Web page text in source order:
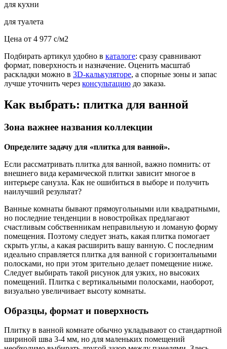
для кухни
для туалета
Цена от 4 977 c/м2
Подбирать артикул удобно в каталоге: сразу сравнивают
формат, поверхность и назначение. Оценить масштаб
раскладки можно в 3D-калькуляторе, а спорные зоны и запас
лучше уточнить через консультацию до заказа.
Как выбрать: плитка для ванной
Зона важнее названия коллекции
Определите задачу для «плитка для ванной».
Если рассматривать плитка для ванной, важно помнить: от
внешнего вида керамической плитки зависит многое в
интерьере санузла. Как не ошибиться в выборе и получить
наилучший результат?
Ванные комнаты бывают прямоугольными или квадратными,
но последние тенденции в новостройках предлагают
счастливым собственникам неправильную и ломаную форму
помещения. Поэтому следует знать, какая плитка помогает
скрыть углы, а какая расширить вашу ванную. С последним
идеально справляется плитка для ванной с горизонтальными
полосками, но при этом зрительно делает помещение ниже.
Следует выбирать такой рисунок для узких, но высоких
помещений. Плитка с вертикальными полосками, наоборот,
визуально увеличивает высоту комнаты.
Образцы, формат и поверхность
Плитку в ванной комнате обычно укладывают со стандартной
шириной шва 3-4 мм, но для маленьких помещений